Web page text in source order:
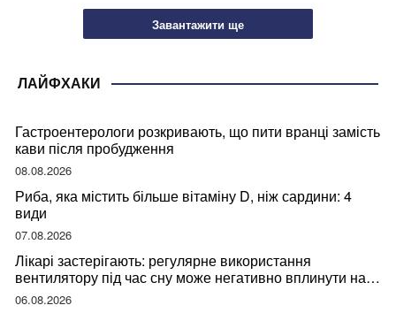
Завантажити ще
ЛАЙФХАКИ
Гастроентерологи розкривають, що пити вранці замість
кави після пробудження
08.08.2026
Риба, яка містить більше вітаміну D, ніж сардини: 4
види
07.08.2026
Лікарі застерігають: регулярне використання
вентилятору під час сну може негативно вплинути на
ваше здоров’я
06.08.2026